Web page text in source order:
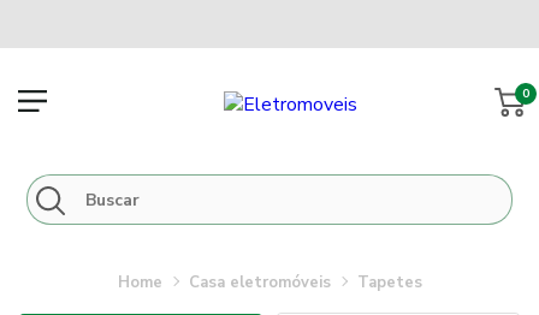
0
casa eletromóveis tapetes